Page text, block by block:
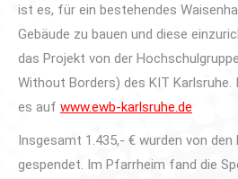
ist es, für ein bestehendes
Gebäude zu bauen und diese
das Projekt von der
Without Borders) des KIT
es auf www.ewb-karlsruhe.de
Insgesamt 1.435,- € wurden von
gespendet. Im Pfarrheim fand die